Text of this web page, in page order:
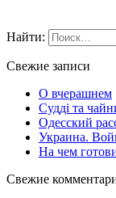
Найти:
Свежие записи
О вчерашнем
Судді та
Одесский
Украина.
На чем
Свежие